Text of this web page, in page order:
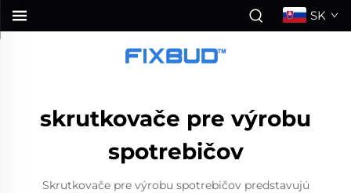
SK
skrutkovače pre výrobu
spotrebičov
Skrutkovače pre výrobu spotrebičov predstavujú